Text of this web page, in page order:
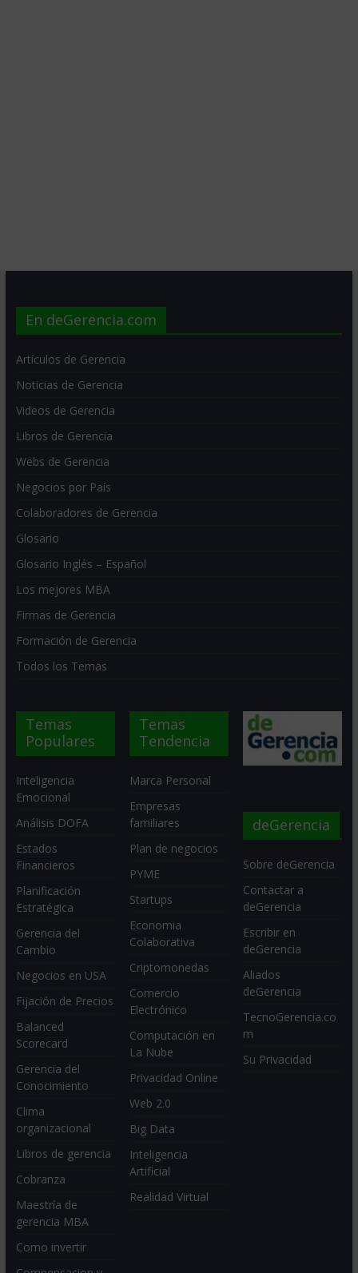
En deGerencia.com
Artículos de Gerencia
Noticias de Gerencia
Videos de Gerencia
Libros de Gerencia
Webs de Gerencia
Negocios por País
Colaboradores de Gerencia
Glosario
Glosario Inglés – Español
Los mejores MBA
Firmas de Gerencia
Formación de Gerencia
Todos los Temas
Temas
Populares
Inteligencia
Emocional
Análisis DOFA
Estados
Financieros
Planificación
Estratégica
Gerencia del
Cambio
Negocios en USA
Fijación de Precios
Balanced
Scorecard
Gerencia del
Conocimiento
Clima
organizacional
Libros de gerencia
Cobranza
Maestría de
gerencia MBA
Como invertir
Temas
Tendencia
Marca Personal
Empresas
familiares
Plan de negocios
PYME
Startups
Economia
Colaborativa
Criptomonedas
Comercio
Electrónico
Computación en
La Nube
Privacidad Online
Web 2.0
Big Data
Inteligencia
Artificial
Realidad Virtual
deGerencia
Sobre deGerencia
Contactar a
deGerencia
Escribir en
deGerencia
Aliados
deGerencia
TecnoGerencia.co
m
Su Privacidad